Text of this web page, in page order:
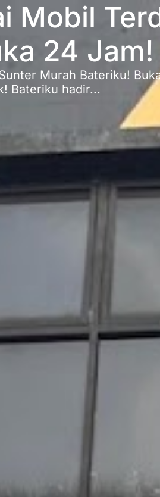
Mobil
24 Jam!
Murah Bateriku!
Bateriku hadir...